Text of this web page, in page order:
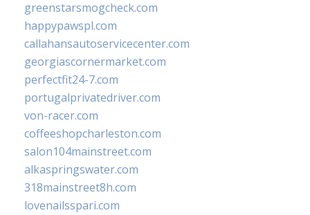
greenstarsmogcheck.com
happypawspl.com
callahansautoservicecenter.com
georgiascornermarket.com
perfectfit24-7.com
portugalprivatedriver.com
von-racer.com
coffeeshopcharleston.com
salon104mainstreet.com
alkaspringswater.com
318mainstreet8h.com
lovenailsspari.com